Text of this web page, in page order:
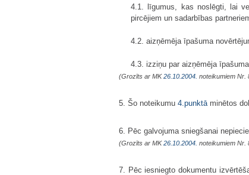
4.1. līgumus, kas noslēgti, lai
pircējiem un sadarbības
4.2. aizņēmēja īpašuma
4.3. izziņu par aizņēmēja
(Grozīts ar MK26.10.2004. noteikumiem Nr.
5. Šo noteikumu 4.punktā minētos
6. Pēc galvojuma sniegšanai
(Grozīts ar MK26.10.2004. noteikumiem Nr.
7. Pēc iesniegto dokumentu